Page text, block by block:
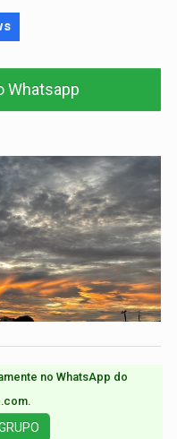
Whatsapp
no WhatsApp do